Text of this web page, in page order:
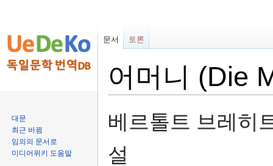
어머니 (Die
러
기
색
러
베르톨트 브레히
설
문서 토론
대문
최근 바뀜
임의의 문서로
미디어위키 도움말